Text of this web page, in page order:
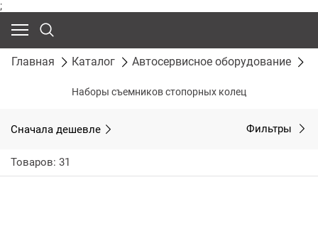
;
Главная Каталог Автосервисное оборудование
Наборы съемников стопорных колец
Сначала дешевле Фильтры
Товаров: 31